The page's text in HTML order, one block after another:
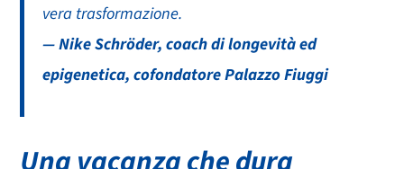
vera trasformazione.
— Nike Schröder, coach di longevità ed
epigenetica, cofondatore Palazzo Fiuggi